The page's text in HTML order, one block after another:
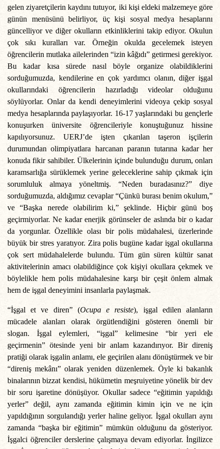
gelen ziyaretçilerin kaydını tutuyor, iki kişi eldeki malzemeye göre
günün menüsünü belirliyor, üç kişi sosyal medya hesaplarını
güncelliyor ve diğer okulların etkinliklerini takip ediyor. Okulun
çok sıkı kuralları var. Örneğin okulda gecelemek isteyen
öğrencilerin mutlaka ailelerinden “izin kâğıdı” getirmesi gerekiyor.
Bu kadar kısa sürede nasıl böyle organize olabildiklerini
sorduğumuzda, kendilerine en çok yardımcı olanın, diğer işgal
okullarındaki öğrencilerin hazırladığı videolar olduğunu
söylüyorlar. Onlar da kendi deneyimlerini videoya çekip sosyal
medya hesaplarında paylaşıyorlar. 16-17 yaşlarındaki bu gençlerle
konuşurken üniversite öğrencileriyle konuştuğunuz hissine
kapılıyorsunuz. UERJ’de işten çıkarılan taşeron işçilerin
durumundan olimpiyatlara harcanan paranın tutarına kadar her
konuda fikir sahibiler. Ülkelerinin içinde bulunduğu durum, onları
karamsarlığa sürüklemek yerine geleceklerine sahip çıkmak için
sorumluluk almaya yöneltmiş. “Neden buradasınız?” diye
sorduğumuzda, aldığımız cevaplar “Çünkü burası benim okulum,”
ve “Başka nerede olabilirim ki,” şeklinde. Hiçbir günü boş
geçirmiyorlar. Ne kadar enerjik görünseler de aslında bir o kadar
da yorgunlar. Özellikle olası bir polis müdahalesi, üzerlerinde
büyük bir stres yaratıyor. Zira polis bugüne kadar işgal okullarına
çok sert müdahalelerde bulundu. Tüm gün süren kültür sanat
aktivitelerinin amacı olabildiğince çok kişiyi okullara çekmek ve
böylelikle hem polis müdahalesine karşı bir çeşit önlem almak
hem de işgal deneyimini insanlarla paylaşmak.
“İşgal et ve diren” (Ocupa e resiste), işgal edilen alanların
mücadele alanları olarak örgütlendiğini gösteren önemli bir
slogan. İşgal eylemleri, “işgal” kelimesine “bir yeri ele
geçirmenin” ötesinde yeni bir anlam kazandırıyor. Bir direniş
pratiği olarak işgalin anlamı, ele geçirilen alanı dönüştürmek ve bir
“direniş mekânı” olarak yeniden düzenlemek. Öyle ki bakanlık
binalarının bizzat kendisi, hükümetin meşruiyetine yönelik bir dev
bir soru işaretine dönüşüyor. Okullar sadece “eğitimin yapıldığı
yerler” değil, aynı zamanda eğitimin kimin için ve ne için
yapıldığının sorgulandığı yerler haline geliyor. İşgal okulları aynı
zamanda “başka bir eğitimin” mümkün olduğunu da gösteriyor.
İşgalci öğrenciler derslerine çalışmaya devam ediyorlar. İngilizce